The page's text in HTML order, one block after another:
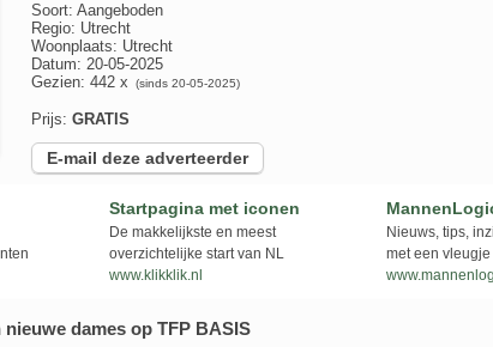
Soort: Aangeboden
Regio: Utrecht
Woonplaats: Utrecht
Datum: 20-05-2025
Gezien: 442 x
(sinds 20-05-2025)
Prijs: GRATIS
E-mail deze adverteerder
Startpagina met iconen
De makkelijkste en meest
overzichtelijke start van NL
www.klikklik.nl
Nieuws, tips,
met een
dames op TFP BASIS